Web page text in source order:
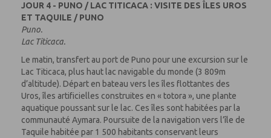
JOUR 4 - PUNO / LAC TITICACA : VISITE DES ÎLES UROS
ET TAQUILE / PUNO
Puno.
Lac Titicaca.
Le matin, transfert au port de Puno pour une excursion sur le
Lac Titicaca, plus haut lac navigable du monde (3 809m
d’altitude). Départ en bateau vers les îles flottantes des
Uros, îles artificielles construites en « totora », une plante
aquatique poussant sur le lac. Ces îles sont habitées par la
communauté Aymara. Poursuite de la navigation vers l’île de
Taquile habitée par 1 500 habitants conservant leurs